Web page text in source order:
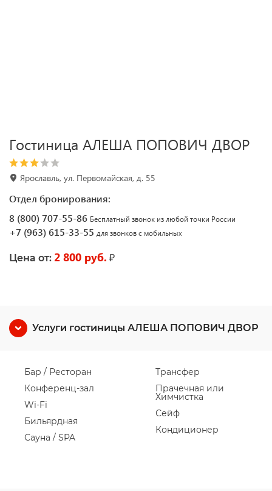
Гостиница АЛЕША ПОПОВИЧ ДВОР
Ярославль, ул. Первомайская, д. 55
Отдел бронирования:
8 (800) 707-55-86 Бесплатный звонок из любой точки России
+7 (963) 615-33-55 для звонков с мобильных
Цена от: 2 800 руб. ₽
Услуги гостиницы АЛЕША ПОПОВИЧ ДВОР
Бар / Ресторан
Конференц-зал
Wi-Fi
Бильярдная
Сауна / SPA
Трансфер
Прачечная или
Химчистка
Сейф
Кондиционер